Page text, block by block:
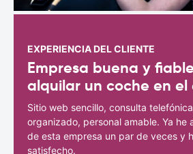
EXPERIENCIA DEL CLIENTE
Empresa buena y
alquilar un coche en
Sitio web sencillo, consulta
organizado, personal amable. Ya he
de esta empresa un par de veces y
satisfecho.